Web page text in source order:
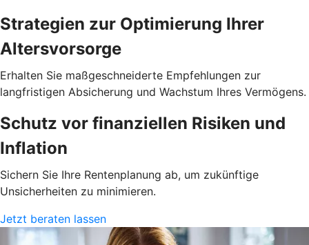
Strategien zur Optimierung Ihrer
Altersvorsorge
Erhalten Sie maßgeschneiderte Empfehlungen zur
langfristigen Absicherung und Wachstum Ihres Vermögens.
Schutz vor finanziellen Risiken und
Inflation
Sichern Sie Ihre Rentenplanung ab, um zukünftige
Unsicherheiten zu minimieren.
Jetzt beraten lassen